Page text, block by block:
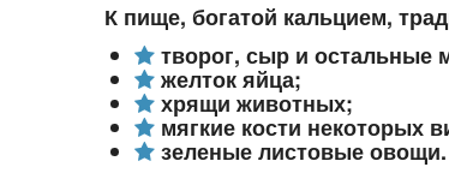
К пище, богатой кальцием,
творог, сыр и остальные
желток яйца;
хрящи животных;
мягкие кости некоторых
зеленые листовые овощи.